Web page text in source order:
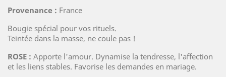
Provenance : France
Bougie spécial pour vos rituels.
Teintée dans la masse, ne coule pas !
ROSE : Apporte l'amour. Dynamise la tendresse, l'affection
et les liens stables. Favorise les demandes en mariage.